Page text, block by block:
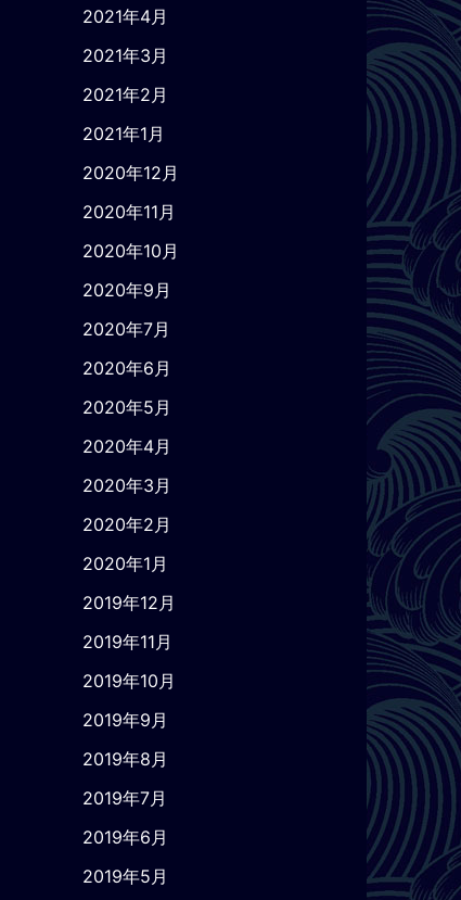
2021年4月
2021年3月
2021年2月
2021年1月
2020年12月
2020年11月
2020年10月
2020年9月
2020年7月
2020年6月
2020年5月
2020年4月
2020年3月
2020年2月
2020年1月
2019年12月
2019年11月
2019年10月
2019年9月
2019年8月
2019年7月
2019年6月
2019年5月